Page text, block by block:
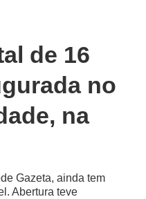
de 16
no
na
Gazeta, ainda tem
Abertura teve